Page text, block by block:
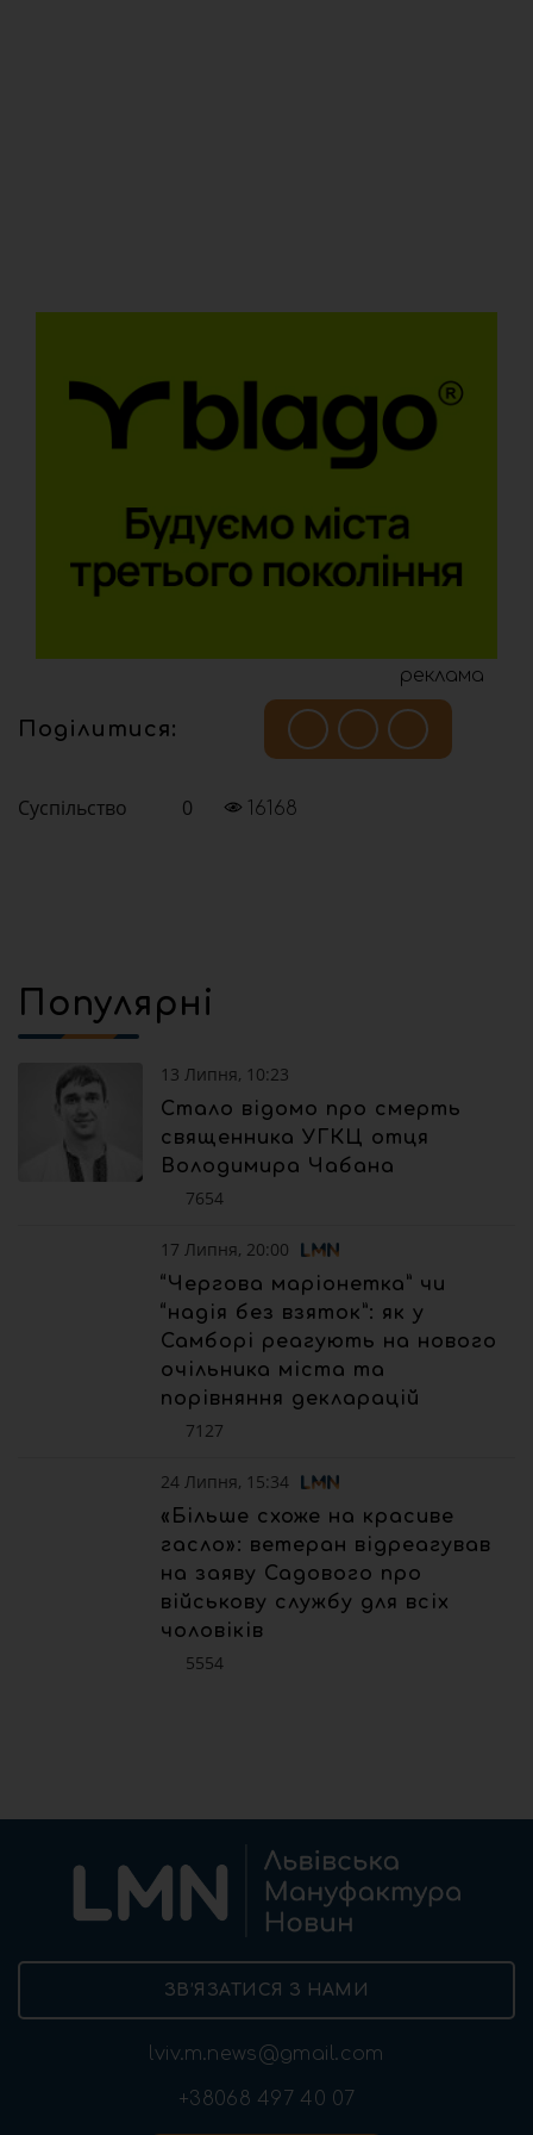
реклама
Поділитися:
Суспільство 0 16168
Популярні
13 Липня, 10:23
Стало відомо про смерть
священника УГКЦ отця
Володимира Чабана
7654
17 Липня, 20:00
“Чергова маріонетка” чи
“надія без взяток”: як у
Самборі реагують на нового
очільника міста та
порівняння декларацій
7127
24 Липня, 15:34
«Більше схоже на красиве
гасло»: ветеран відреагував
на заяву Садового про
військову службу для всіх
чоловіків
5554
ЗВ’ЯЗАТИСЯ З НАМИ
lviv.m.news@gmail.com
+38068 497 40 07